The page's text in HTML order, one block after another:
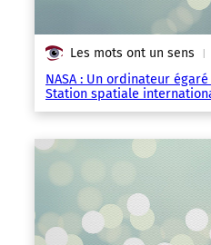
Les mots ont un sens |
NASA : Un ordinateur
Station spatiale